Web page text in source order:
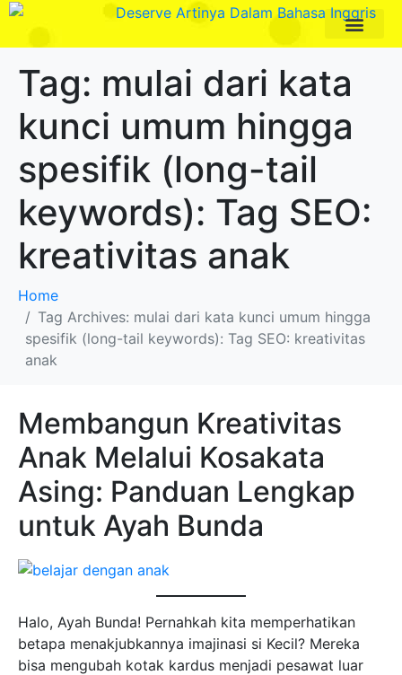
Tag: mulai dari kata
kunci umum hingga
spesifik (long-tail
keywords): Tag SEO:
kreativitas anak
Home
Tag Archives: mulai dari kata kunci umum hingga
spesifik (long-tail keywords): Tag SEO: kreativitas
anak
Membangun Kreativitas
Anak Melalui Kosakata
Asing: Panduan Lengkap
untuk Ayah Bunda
Halo, Ayah Bunda! Pernahkah kita memperhatikan
betapa menakjubkannya imajinasi si Kecil? Mereka
bisa mengubah kotak kardus menjadi pesawat luar